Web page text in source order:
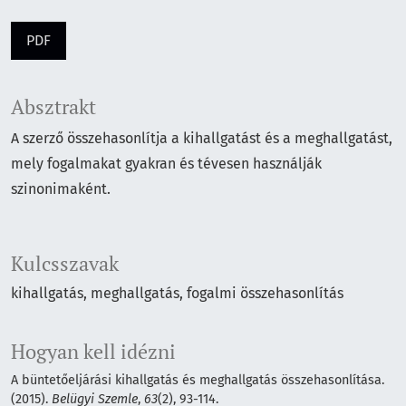
PDF
Kulcsszavak
kihallgatás meghallgatás fogalmi összehasonlítás
Hogyan kell idézni
A büntetőeljárási kihallgatás és meghallgatás összehasonlítása.
(2015). Belügyi Szemle, 63(2), 93-114.
Absztrakt
A szerző összehasonlítja a kihallgatást és a meghallgatást,
mely fogalmakat gyakran és tévesen használják
szinonimaként.